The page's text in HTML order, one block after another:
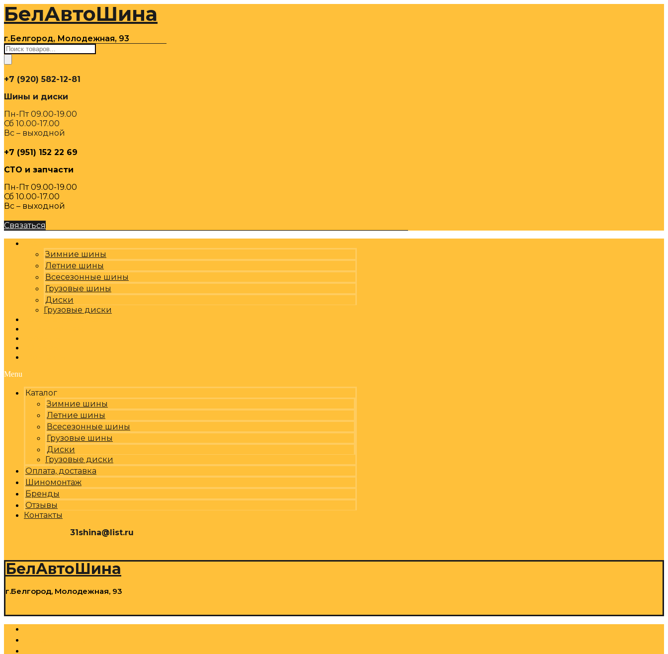
Перейти
содержимому
БелАвтоШина
г.Белгород, Молодежная, 93
Поиск
товаров
+7 (920) 582-12-81
Шины и диски
Пн-Пт 09.00-19.00
Сб 10.00-17.00
Вс – выходной
+7 (951) 152 22 69
СТО и запчасти
Пн-Пт 09.00-19.00
Сб 10.00-17.00
Вс – выходной
Связаться
Зимние шины
Летние шины
Всесезонные шины
Грузовые шины
Диски
Грузовые диски
Menu
Каталог
Зимние шины
Летние шины
Всесезонные шины
Грузовые шины
Диски
Грузовые диски
Оплата, доставка
Шиномонтаж
Бренды
Отзывы
Контакты
31shina@list.ru
БелАвтоШина
г.Белгород, Молодежная, 93